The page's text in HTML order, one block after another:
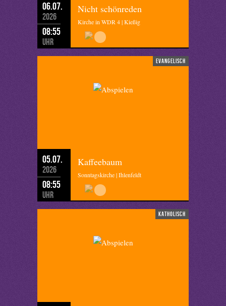
06.07.
2026
08:55
Uhr
Nicht schönreden
Kirche in WDR 4 | Kießig
evangelisch
05.07.
2026
08:55
Uhr
Kaffeebaum
Sonntagskirche | Ihlenfeldt
katholisch